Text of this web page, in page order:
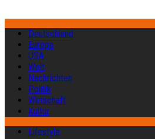
Deutschland
Europa
USA
Welt
Nachrichten
Politik
Wirtschaft
Kultur
Lifestyle